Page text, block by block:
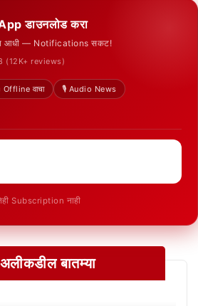
App डाउनलोड करा
आधी — Notifications सकट!
(12K+ reviews)
Offline वाचा
🎙️ Audio News
Subscription नाही
बातम्या